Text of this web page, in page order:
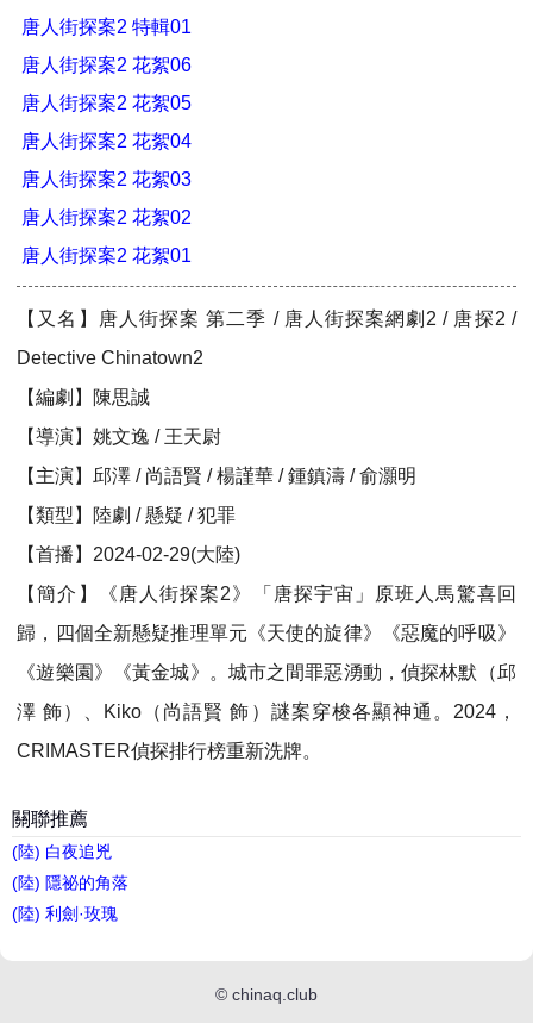
唐人街探案2 特輯01
唐人街探案2 花絮06
唐人街探案2 花絮05
唐人街探案2 花絮04
唐人街探案2 花絮03
唐人街探案2 花絮02
唐人街探案2 花絮01
【又名】唐人街探案 第二季 / 唐人街探案網劇2 / 唐探2 /
Detective Chinatown2
【編劇】陳思誠
【導演】姚文逸 / 王天尉
【主演】邱澤 / 尚語賢 / 楊謹華 / 鍾鎮濤 / 俞灝明
【類型】陸劇 / 懸疑 / 犯罪
【首播】2024-02-29(大陸)
【簡介】《唐人街探案2》「唐探宇宙」原班人馬驚喜回
歸，四個全新懸疑推理單元《天使的旋律》《惡魔的呼吸》
《遊樂園》《黃金城》。城市之間罪惡湧動，偵探林默（邱
澤 飾）、Kiko（尚語賢 飾）謎案穿梭各顯神通。2024，
CRIMASTER偵探排行榜重新洗牌。
關聯推薦
(陸) 白夜追兇
(陸) 隱祕的角落
(陸) 利劍·玫瑰
© chinaq.club